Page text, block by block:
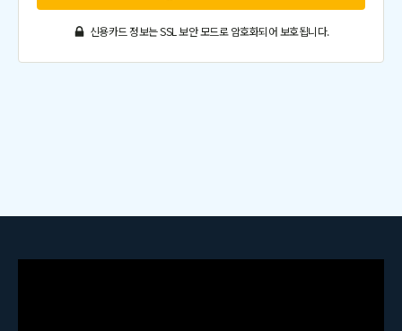
신용카드 정보는 SSL 보안 모드로 암호화되어 보호됩니다.